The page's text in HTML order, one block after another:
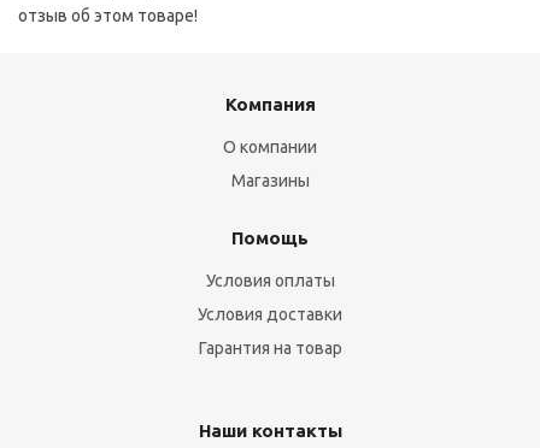
отзыв об этом товаре!
Компания
О компании
Магазины
Помощь
Условия оплаты
Условия доставки
Гарантия на товар
Наши контакты